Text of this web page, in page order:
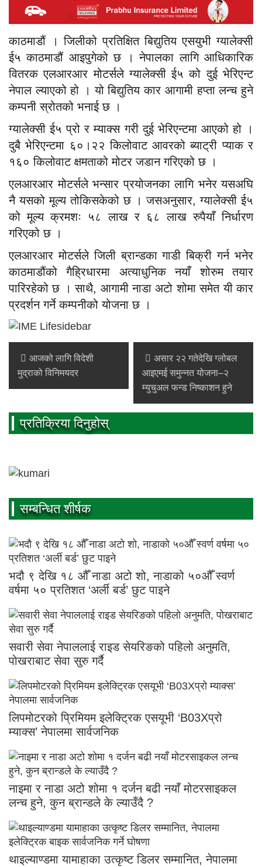
काठमाडौं । जिलीको प्रतिक्षित बिद्युतिय एसयुभी ग्यालेक्सी
ई५ काठमाडौं आइपुगेको छ । नेपालका लागि आधिकारिक
वितरक एलआरआर मोटर्सले ग्यालेक्सी ई५ को दुई भेरिएन्ट
नेपाल ल्याएको हो । यो बिद्युतिय कार आगामी हप्ता लन्च हुने
कम्पनी स्रोतको भनाई छ ।
ग्यालेक्सी ई५ प्रो र म्याक्स गरी दुई भेरिएन्टमा आएको हो ।
दुबै भेरिएन्टमा ६०।२२ किलोवाट आवरको ब्याट्री प्याक र
१६० किलोवाट क्षमताको मोटर जडान गरिएको छ ।
एलआरआर मोटर्सले भन्सार प्रयोजनका लागि भनेर यसअघि
नै यसको मूल्य तोकिसकेको छ । जसअनुसार, ग्यालेक्सी ई५
को मूल्य क्रमशः ५८ लाख र ६८ लाख रुपैयाँ निर्धारण
गरिएको छ ।
एलआरआर मोटर्सले जिली ब्रान्डका गाडी बिक्री गर्न भनेर
काठमाडौंको गैह्रिधारमा अत्याधुनिक नयाँ शोरुम तयार
पारिरहेको छ । साथै, आगामी नाडा अटो शोमा समेत यी कार
प्रदर्शन गर्ने कम्पनीको योजना छ ।
आजको लागि विदेशी
मुद्राको विनिमयदर
असार २२ गतेदेखि ग्लोबल
आइएमई समुन्नत योजना–२
म्युचुअल फन्ड निष्काशन हुने
प्रतिक्रिया दिनुहोस्
सम्बन्धित शीर्षक
भदौ ९ देखि १८ औँ नाडा अटो शो, नाडाको ५०औँ स्वर्ण
वर्षमा ५० प्रतिशत ‘अर्ली बर्ड’ छुट पाइने
सवारी सेवा नेपाललाई राइड सेयरिङको पहिलो अनुमति,
पोखराबाट सेवा सुरु गर्दै
लिपमोटरको प्रिमियम इलेक्ट्रिक एसयूभी ‘B03Xप्रो
म्याक्स’ नेपालमा सार्वजनिक
नाइमा र नाडा अटो शोमा १ दर्जन बढी नयाँ मोटरसाइकल
लन्च हुने, कुन ब्रान्डले के ल्याउँदै ?
थाइल्याण्डमा यामाहाका उत्कृष्ट डिलर सम्मानित, नेपालमा